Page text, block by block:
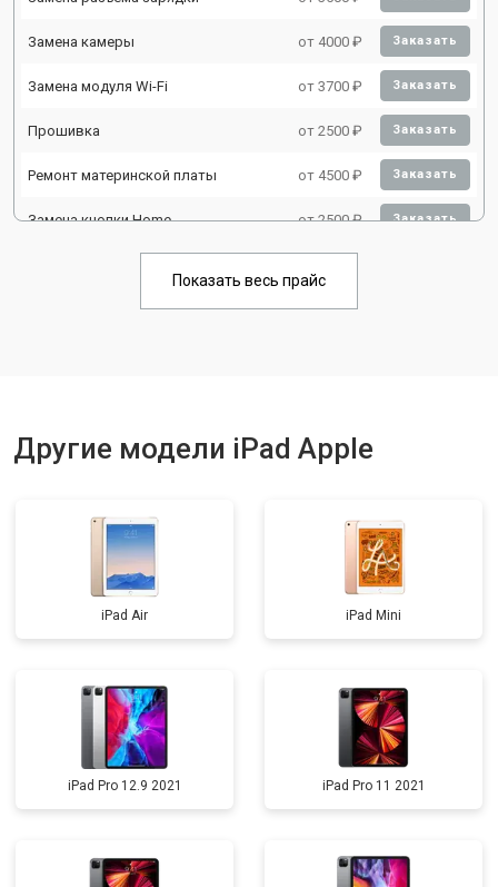
Замена камеры от 4000 ₽ Заказать
Замена модуля Wi-Fi от 3700 ₽ Заказать
Прошивка от 2500 ₽ Заказать
Ремонт материнской платы от 4500 ₽ Заказать
Замена кнопки Home от 2500 ₽ Заказать
Показать весь прайс
Другие модели iPad Apple
iPad Air iPad Mini
iPad Pro 12.9 2021 iPad Pro 11 2021